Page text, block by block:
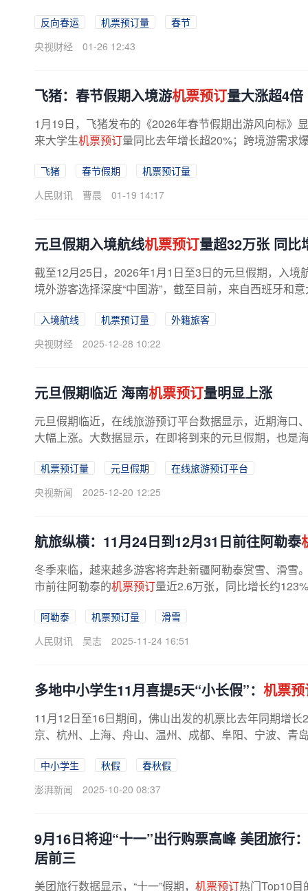
反向春运 机票预订量
春节
央视财经
01-26 12:43
飞猪：春节假期入境游机票预订量大涨超4倍
1月19日，飞猪发布的《2026年春节假期出游风向标》
来大学生机票预订量同比去年增长超20%；跨境游需求
飞猪 春节假期
机票预订量
人民财讯
曹晨 01-19 14:17
元旦假期入境航线机票预订量超32万张 同比
截至12月25日，2026年1月1日至3日的元旦假期，入境
境外游客选择深度“中国游”，截至目前，来自西班牙和
入境航线 机票预订量
外籍旅客
央视财经
2025-12-28 10:22
元旦假期临近 海南机票预订量明显上涨
元旦假期临近，在线旅游预订平台数据显示，近期海口
大幅上涨。大数据显示，在即将到来的元旦假期，也是
机票预订量 元旦假期
在线旅游预订平台
央视新闻
2025-12-20 12:25
航旅纵横：11月24日到12月31日前往阿勒泰
冬季来临，越来越多游客将奔赴新疆阿勒泰赏雪、滑
市前往阿勒泰的机票预订量近2.6万张，同比增长约
阿勒泰 机票预订量
滑雪
人民财讯
吴志 2025-11-24 16:51
多地中小学生11月喜提5天“小长假”： 机票
11月12日至16日期间，佛山出发的机票比去年同期增
京、杭州、上海、舟山、温州、成都、阜阳、宁波、青
中小学生 秋假
春秋假
澎湃新闻
2025-10-20 08:37
9月16日将迎“十一”出行购票高峰 美团旅行
居前三
美团旅行数据显示，“十一”假期， 机票预订热门Top10目